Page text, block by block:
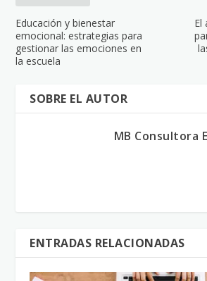
Educación y bienestar
emocional: estrategias para
gestionar las emociones en
la escuela
El
SOBRE EL AUTOR
MB Consultora
ENTRADAS RELACIONADAS